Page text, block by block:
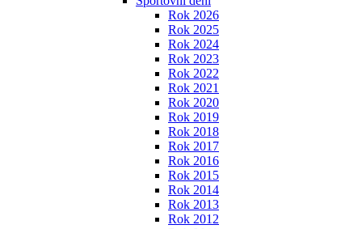
Rok 2026
Rok 2025
Rok 2024
Rok 2023
Rok 2022
Rok 2021
Rok 2020
Rok 2019
Rok 2018
Rok 2017
Rok 2016
Rok 2015
Rok 2014
Rok 2013
Rok 2012